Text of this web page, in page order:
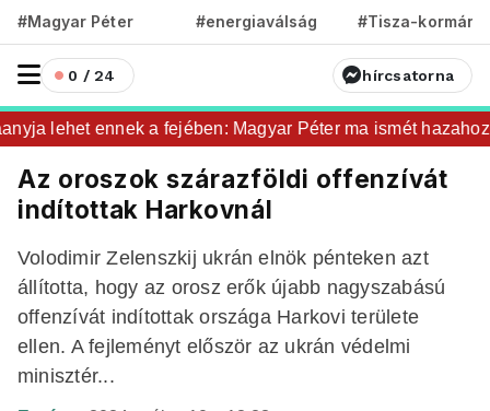
#Magyar Péter #energiaválság #Tisza-kormány
0 / 24 hírcsatorna
lehet ennek a fejében: Magyar Péter ma ismét hazahozta
Az oroszok szárazföldi offenzívát
indítottak Harkovnál
Volodimir Zelenszkij ukrán elnök pénteken azt
állította, hogy az orosz erők újabb nagyszabású
offenzívát indítottak országa Harkovi területe
ellen. A fejleményt először az ukrán védelmi
minisztér...